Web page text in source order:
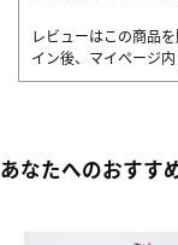
レビューはこの商品
イン後、マイページ内
あなたへのおすす